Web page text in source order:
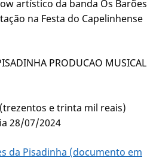
artístico da banda Os Barões
na Festa do Capelinhense
PRODUCAO MUSICAL
(trezentos e trinta mil reais)
28/07/2024
da Pisadinha (documento em